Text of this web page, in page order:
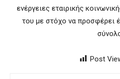
ενέργειες εταιρικής
του με στόχο να προσφέρει
Post